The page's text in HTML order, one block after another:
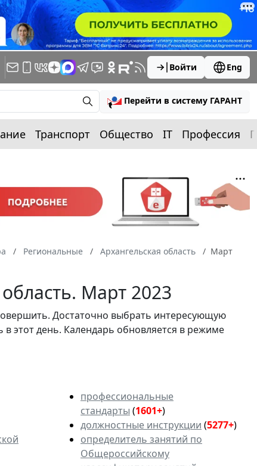
Войти Eng
Перейти в систему ГАРАНТ
Транспорт Общество IT Профессия
Региональные Архангельская область
Март
Март 2023
Достаточно выбрать интересующую
этот день. Календарь обновляется в режиме
профессиональные
стандарты (1601+)
должностные инструкции (5277+)
определитель занятий по
Общероссийскому